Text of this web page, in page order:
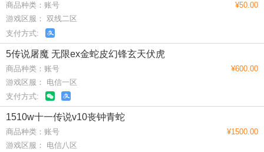
商品种类：账号
游戏区服： 双线二区
支付方式:
¥50.00
5传说屠魔 无限ex金蛇皮幻锋玄天伏虎
商品种类：账号
游戏区服： 电信一区
支付方式:
¥600.00
1510w十一传说v10丧钟青蛇
商品种类：账号
游戏区服： 电信八区
¥1500.00